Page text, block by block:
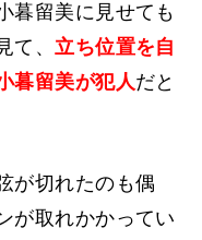
暮留美に見せても
て、立ち位置を自
暮留美が犯人だと
が切れたのも偶
が取れかかってい